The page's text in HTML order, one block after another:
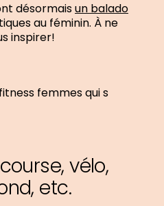
désormaisun balado
au féminin. À ne
inspirer!
vélo,
etc.